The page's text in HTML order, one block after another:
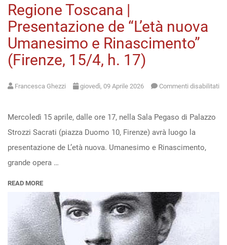
Regione Toscana |
Presentazione de “L’età nuova
Umanesimo e Rinascimento”
(Firenze, 15/4, h. 17)
Francesca Ghezzi giovedì, 09 Aprile 2026
Commenti disabilitati
Regione
Toscana
|
Presentazione
Umanesimo
e
Mercoledì 15 aprile, dalle ore 17, nella Sala Pegaso di Palazzo
Strozzi Sacrati (piazza Duomo 10, Firenze) avrà luogo la
presentazione de L’età nuova. Umanesimo e Rinascimento,
grande opera …
READ MORE